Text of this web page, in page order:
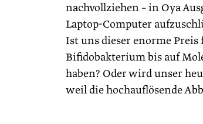
nachvollziehen – in Oya
Laptop-Computer
Ist uns dieser enorme Preis
Bifidobakterium bis auf
haben? Oder wird unser
weil die hochauflösende